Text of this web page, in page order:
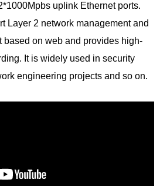
uplink Ethernet ports.
Layer 2 network management and
based on web and provides high-
It is widely used in security
engineering projects and so on.